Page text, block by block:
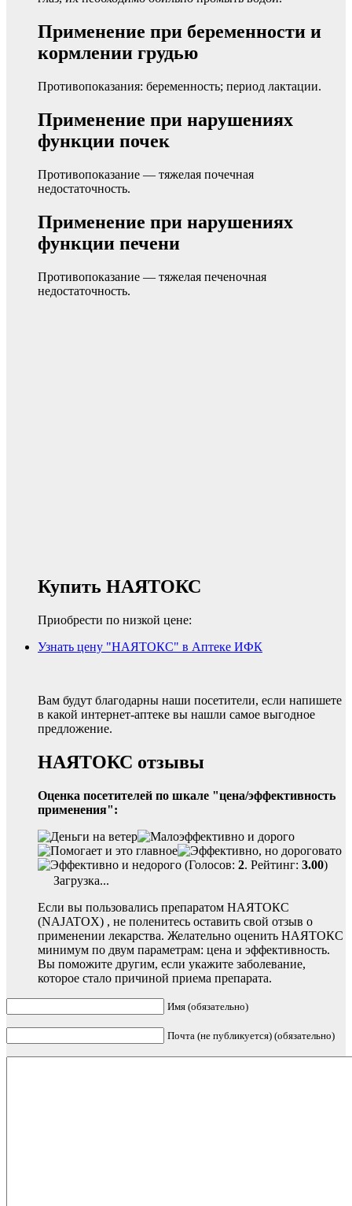
Применение при беременности и
кормлении грудью
Противопоказания: беременность; период лактации.
Применение при нарушениях
функции почек
Противопоказание — тяжелая почечная
недостаточность.
Применение при нарушениях
функции печени
Противопоказание — тяжелая печеночная
недостаточность.
Купить НАЯТОКС
Приобрести по низкой цене:
Узнать цену "НАЯТОКС" в Аптеке ИФК
Вам будут благодарны наши посетители, если напишете
в какой интернет-аптеке вы нашли самое выгодное
предложение.
НАЯТОКС отзывы
Оценка посетителей по шкале "цена/эффективность
применения":
(Голосов: 2. Рейтинг: 3.00)
Загрузка...
Если вы пользовались препаратом НАЯТОКС
(NAJATOX) , не поленитесь оставить свой отзыв о
применении лекарства. Желательно оценить НАЯТОКС
минимум по двум параметрам: цена и эффективность.
Вы поможите другим, если укажите заболевание,
которое стало причиной приема препарата.
Имя (обязательно)
Почта (не публикуется) (обязательно)